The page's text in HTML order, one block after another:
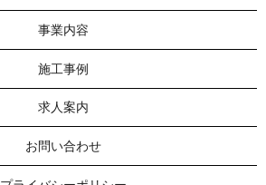
事業内容
施工事例
求人案内
お問い合わせ